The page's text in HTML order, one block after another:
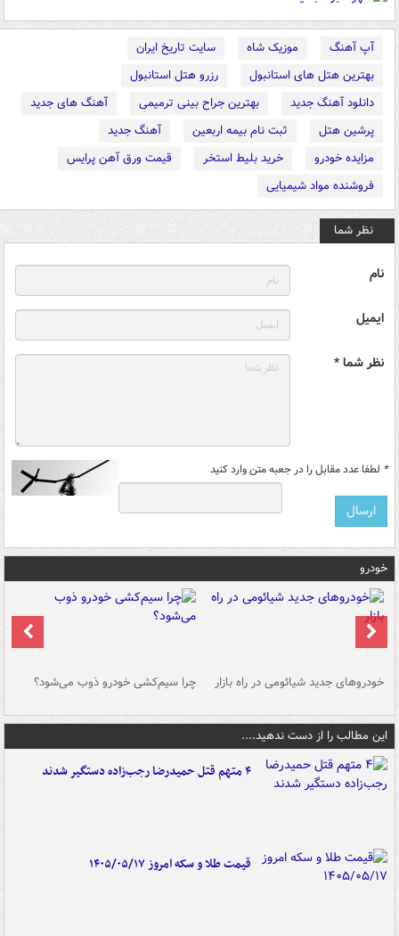
آپ آهنگ موزیک شاه
سایت تاریخ ایران
بهترین هتل های استانبول
رزرو هتل استانبول
دانلود آهنگ جدید
بهترین جراح بینی ترمیمی
آهنگ های جدید
پرشین هتل
ثبت نام بیمه اربعین
آهنگ جدید
مزایده خودرو
خرید بلیط استخر
قیمت ورق آهن پرایس
فروشنده مواد شیمیایی
نظر شما
نام
ایمیل
نظر شما *
* لطفا عدد مقابل را در جعبه متن وارد کنید
خودرو
خودروهای جدید شیائومی در راه بازار چرا سیم‌کشی خودرو ذوب می‌شود؟
این مطالب را از دست ندهید....
۴ متهم قتل حمیدرضا رجب‌زاده دستگیر شدند
قیمت طلا و سکه امروز ۱۴۰۵/۰۵/۱۷